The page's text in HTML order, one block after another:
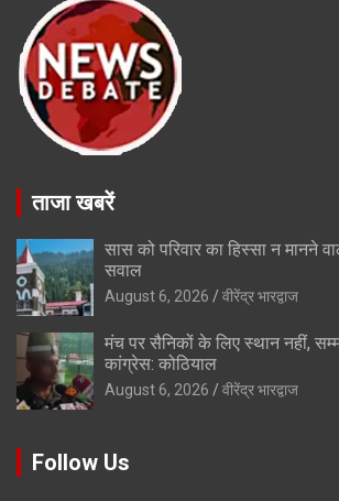
ताजा खबरें
सास को परिवार का हिस्सा न मानने
सवाल
August 6, 2026 वीरेंद्र भारद्वाज
मंच पर सैनिकों के लिए स्थान नहीं,
कांग्रेस: कोठियाल
August 6, 2026 वीरेंद्र भारद्वाज
Follow Us